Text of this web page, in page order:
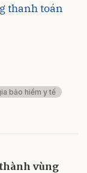
thanh toán
bảo hiểm y tế
vùng